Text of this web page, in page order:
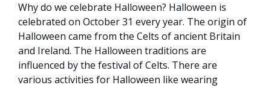
Why do we celebrate Halloween? Halloween is
celebrated on October 31 every year. The origin of
Halloween came from the Celts of ancient Britain
and Ireland. The Halloween traditions are
influenced by the festival of Celts. There are
various activities for Halloween like wearing